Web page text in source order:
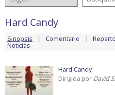
Hard Candy
Sinopsis Comentario Reparto
Noticias
Hard Candy
Dirigida por David